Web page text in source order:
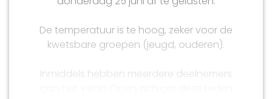
De temperatuur is te hoog, zeker voor de
kwetsbare groepen (jeugd, ouderen).
Inmiddels hebben meerdere deelnemers